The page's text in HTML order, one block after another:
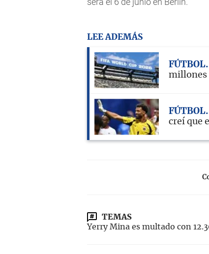
LEE ADEMÁS
FÚTBOL
millones
FÚTBOL
creí que
TEMAS
Yerry Mina es multado con